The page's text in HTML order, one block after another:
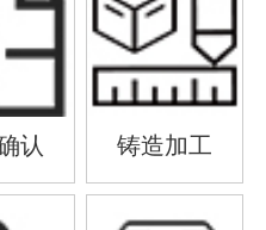
认 铸造加工